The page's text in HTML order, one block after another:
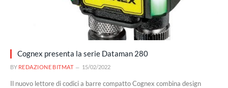
Cognex presenta la serie Dataman 280
BY REDAZIONE BITMAT 15/02/2022
Il nuovo lettore di codici a barre compatto Cognex combina design